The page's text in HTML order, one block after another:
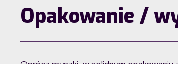
Opakowanie /